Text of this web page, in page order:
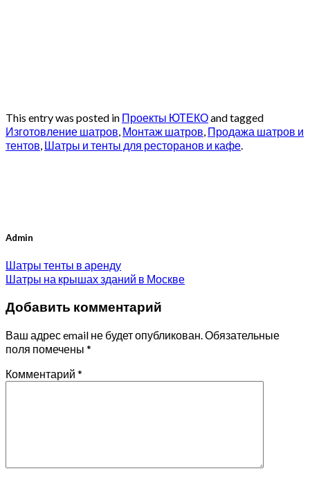
This entry was posted in Проекты ЮТЕКОand tagged
Изготовление шатров Монтаж шатров Продажа шатров и
тентов Шатры и тенты для ресторанов и кафе
Admin
Шатры тенты в аренду
Шатры на крышах зданий в Москве
Добавить комментарий
Ваш адрес email не будет опубликован. Обязательные
поля помечены *
Комментарий *